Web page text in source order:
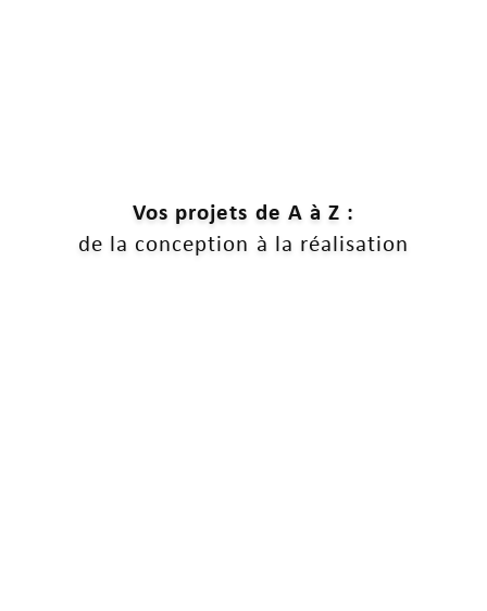
Vos projets de A à Z :
de la conception à la réalisation